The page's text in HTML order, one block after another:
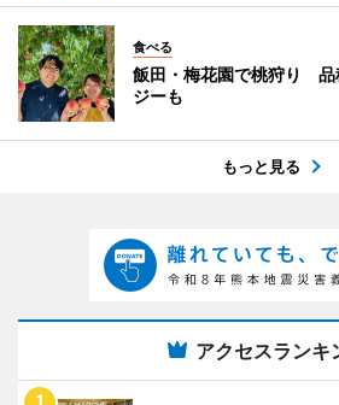
食べる
飯田・梅花園で桃狩り 品
ジーも
もっと見る
アクセスランキ